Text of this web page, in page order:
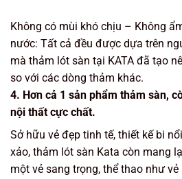
Không có mùi khó chịu – Không
nước: Tất cả đều được dựa trên
mà thảm lót sàn tại KATA đã tạo
so với các dòng thảm khác.
4. Hơn cả 1 sản phẩm thảm sàn,
nội thất cực chất.
Sở hữu vẻ đẹp tinh tế, thiết kế bi
xảo, thảm lót sàn Kata còn mang
một vẻ sang trọng, thể thao như